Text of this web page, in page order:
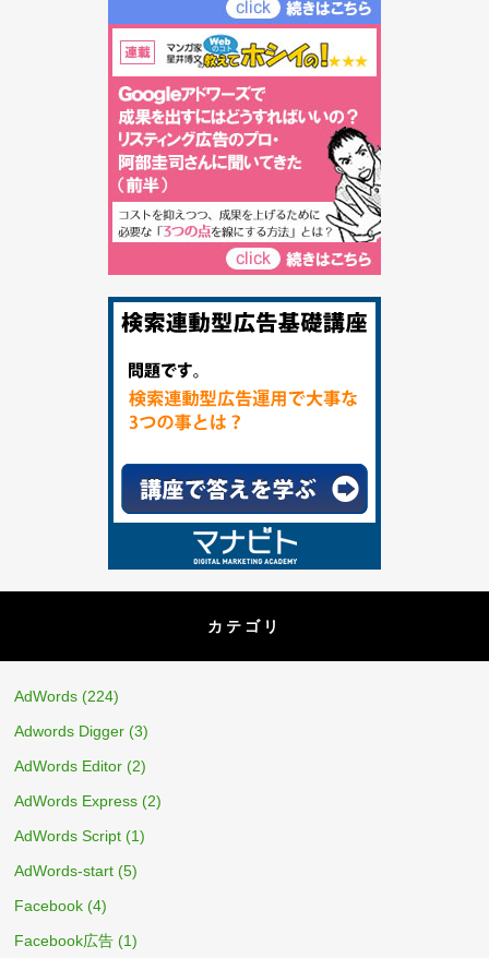
カテゴリ
AdWords (224)
Adwords Digger (3)
AdWords Editor (2)
AdWords Express (2)
AdWords Script (1)
AdWords-start (5)
Facebook (4)
Facebook広告 (1)